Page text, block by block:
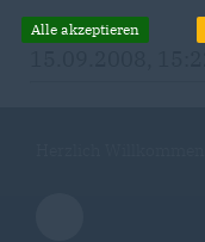
Alle akzeptieren